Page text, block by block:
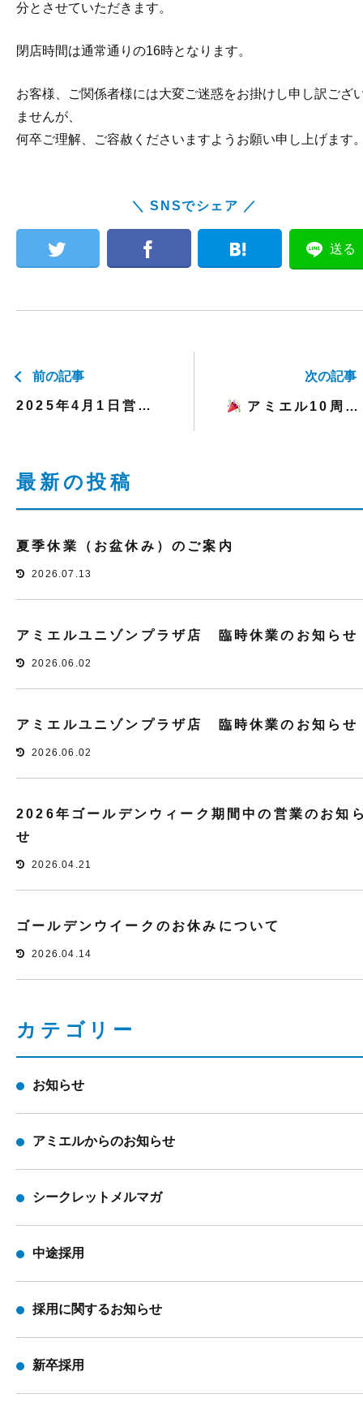
分とさせていただきます。
閉店時間は通常通りの16時となります。
お客様、ご関係者様には大変ご迷惑をお掛けし申し訳ござ
ませんが、
何卒ご理解、ご容赦くださいますようお願い申し上げます
＼ SNSでシェア ／
送る
前の記事
2025年4月1日営業時間変更のお知らせ
次の記事
アミエル10周年生誕祭イベント
最新の投稿
夏季休業（お盆休み）のご案内
2026.07.13
アミエルユニゾンプラザ店 臨時休業のお知らせ
2026.06.02
アミエルユニゾンプラザ店 臨時休業のお知らせ
2026.06.02
2026年ゴールデンウィーク期間中の営業のお知
せ
2026.04.21
ゴールデンウイークのお休みについて
2026.04.14
カテゴリー
お知らせ
アミエルからのお知らせ
シークレットメルマガ
中途採用
採用に関するお知らせ
新卒採用